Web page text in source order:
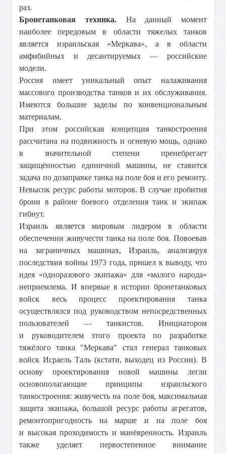
раз.
Бронетанковая техника.На данный момент
наиболее передовым в области тяжелых танков
является израильская «Меркава», а в области
амфибийных и десантируемых — российские
модели.
Россия имеет уникальный опыт налаживания
массового производства танков и их обслуживания.
Имеются большие заделы по конвенциональным
материалам.
При этом российская концепция танкостроения
рассчитана на подвижность и огневую мощь, однако
в значительной степени пренебрегает
защищённостью единичной машины, не ставится
задача по дозаправке танка на поле боя и его ремонту.
Невысок ресурс работы моторов. В случае пробития
брони в районе боевого отделения танк и экипаж
гибнут.
Израиль является мировым лидером в области
обеспечении живучести танка на поле боя. Повоевав
на заграничных машинах, Израиль, анализируя
последствия войны 1973 года, пришел к выводу, что
идея «одноразового экипажа» для «малого народа»
неприемлема. И впервые в истории бронетанковых
войск весь процесс проектирования танка
осуществлялся под руководством непосредственных
пользователей — танкистов. Инициатором
и руководителем этого проекта по разработке
тяжёлого танка "Меркава" стал генерал танковых
войск Исраель Таль (кстати, выходец из России). В
основу проектирования новой машины легли
основополагающие принципы израильского
танкостроения: живучесть на поле боя, максимальная
защита экипажа, большой ресурс работы агрегатов,
ремонтопригодность на марше и на поле боя
и высокая проходимость и манёвренность. Израиль
также уделяет первостепенное внимание